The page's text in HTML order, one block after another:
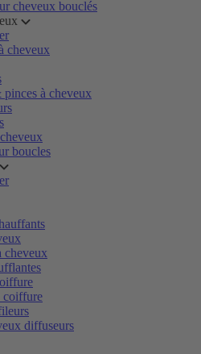
cheveux bouclés
cheveux
pinces à cheveux
boucles
cheveux
coiffure
diffuseurs